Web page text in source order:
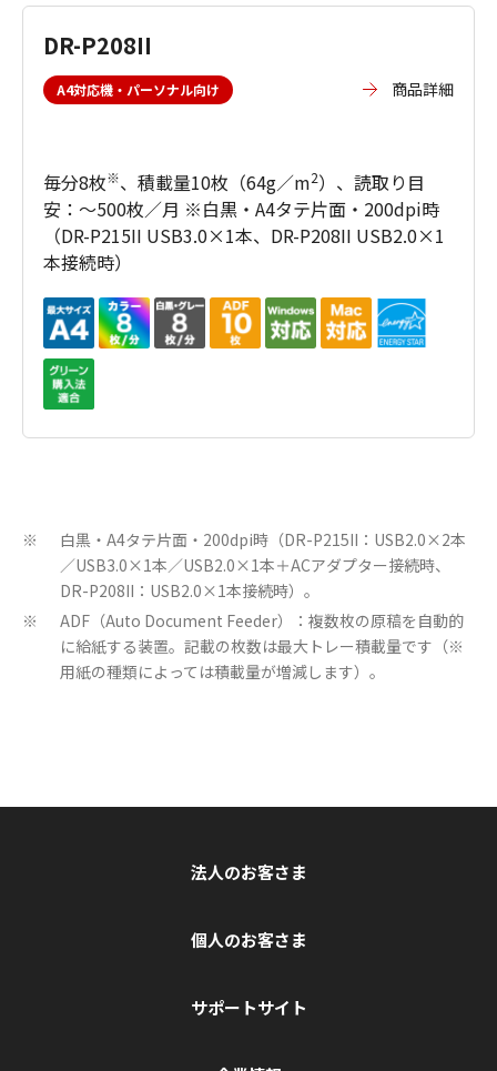
DR-P208II
A4対応機・パーソナル向け 商品詳細
毎分8枚※、積載量10枚（64g／m2）、読取り目
安：～500枚／月 ※白黒・A4タテ片面・200dpi時
（DR-P215II USB3.0×1本、DR-P208II USB2.0×1
本接続時）
※
白黒・A4タテ片面・200dpi時（DR-P215II：USB2.0×2本
／USB3.0×1本／USB2.0×1本＋ACアダプター接続時、
DR-P208II：USB2.0×1本接続時）。
※
ADF（Auto Document Feeder）：複数枚の原稿を自動的
に給紙する装置。記載の枚数は最大トレー積載量です（※
用紙の種類によっては積載量が増減します）。
法人のお客さま
個人のお客さま
サポートサイト